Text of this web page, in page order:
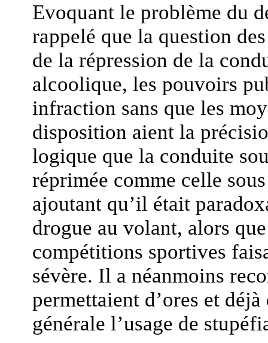
Evoquant le problème du
rappelé que la question
de la répression de la
alcoolique, les pouvoirs
infraction sans que les
disposition aient la
logique que la conduite
réprimée comme celle
ajoutant qu’il était
drogue au volant, alors
compétitions sportives
sévère. Il a néanmoins
permettaient d’ores et
générale l’usage de